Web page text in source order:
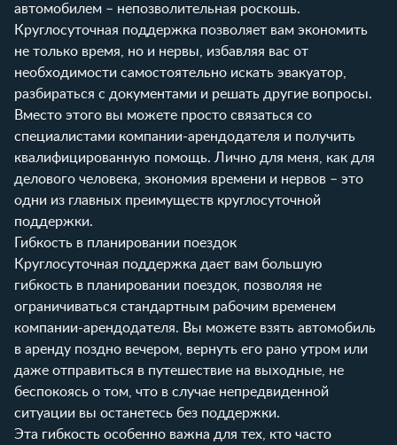
автомобилем – непозволительная роскошь.
Круглосуточная поддержка позволяет вам экономить
не только время, но и нервы, избавляя вас от
необходимости самостоятельно искать эвакуатор,
разбираться с документами и решать другие вопросы.
Вместо этого вы можете просто связаться со
специалистами компании-арендодателя и получить
квалифицированную помощь. Лично для меня, как для
делового человека, экономия времени и нервов – это
одни из главных преимуществ круглосуточной
поддержки.
Гибкость в планировании поездок
Круглосуточная поддержка дает вам большую
гибкость в планировании поездок, позволяя не
ограничиваться стандартным рабочим временем
компании-арендодателя. Вы можете взять автомобиль
в аренду поздно вечером, вернуть его рано утром или
даже отправиться в путешествие на выходные, не
беспокоясь о том, что в случае непредвиденной
ситуации вы останетесь без поддержки.
Эта гибкость особенно важна для тех, кто часто